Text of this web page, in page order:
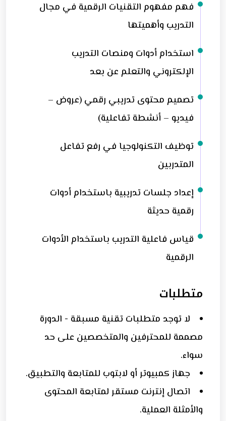
فهم مفهوم التقنيات الرقمية في مجال
التدريب وأهميتها
استخدام أدوات ومنصات التدريب
الإلكتروني والتعلم عن بعد
تصميم محتوى تدريبي رقمي (عروض –
فيديو – أنشطة تفاعلية)
توظيف التكنولوجيا في رفع تفاعل
المتدربين
إعداد جلسات تدريبية باستخدام أدوات
رقمية حديثة
قياس فاعلية التدريب باستخدام الأدوات
الرقمية
متطلبات
لا توجد متطلبات تقنية مسبقة - الدورة
مصممة للمحترفين والمتخصصين على حد
سواء.
جهاز كمبيوتر أو لابتوب للمتابعة والتطبيق.
اتصال إنترنت مستقر لمتابعة المحتوى
والأمثلة العملية.